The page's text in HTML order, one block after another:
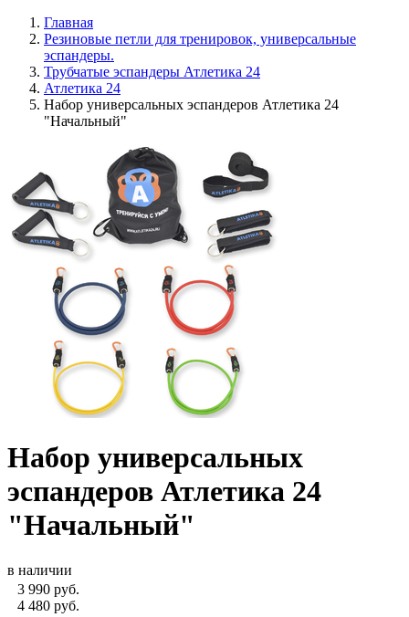
Главная
Резиновые петли для тренировок, универсальные
эспандеры.
Трубчатые эспандеры Атлетика 24
Атлетика 24
Набор универсальных эспандеров Атлетика 24
"Начальный"
Набор универсальных
эспандеров Атлетика 24
"Начальный"
в наличии
3 990 руб.
4 480 руб.